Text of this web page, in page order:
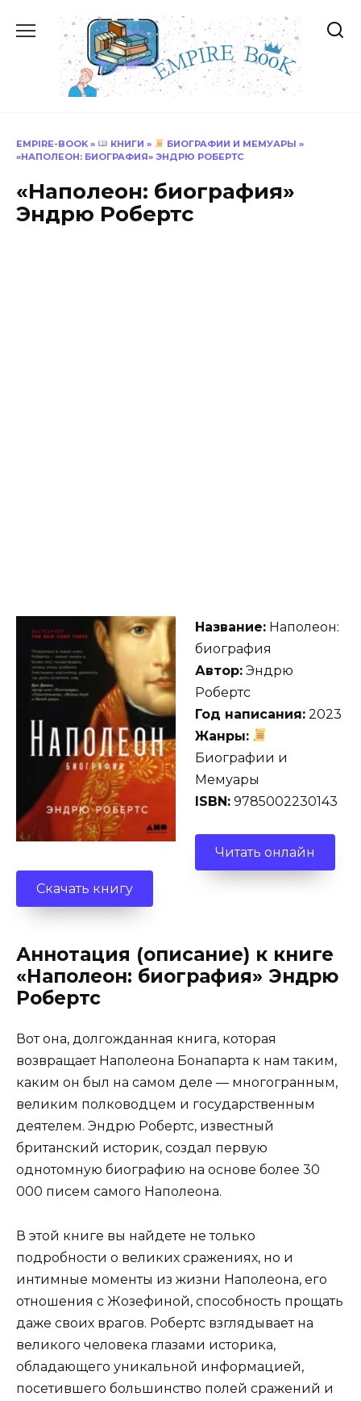
содержанию
EMPIRE-BOOK » КНИГИ » БИОГРАФИИ И МЕМУАРЫ »
«НАПОЛЕОН: БИОГРАФИЯ» ЭНДРЮ РОБЕРТС
«Наполеон: биография»
Эндрю Робертс
Название: Наполеон:
биография
Автор: Эндрю
Робертс
Год написания: 2023
Жанры:
Биографии и
Мемуары
ISBN: 9785002230143
Читать онлайн
Скачать книгу
Аннотация (описание) к книге
«Наполеон: биография» Эндрю
Робертс
Вот она, долгожданная книга, которая
возвращает Наполеона Бонапарта к нам таким,
каким он был на самом деле — многогранным,
великим полководцем и государственным
деятелем. Эндрю Робертс, известный
британский историк, создал первую
однотомную биографию на основе более 30
000 писем самого Наполеона.
В этой книге вы найдете не только
подробности о великих сражениях, но и
интимные моменты из жизни Наполеона, его
отношения с Жозефиной, способность прощать
даже своих врагов. Робертс взглядывает на
великого человека глазами историка,
обладающего уникальной информацией,
посетившего большинство полей сражений и